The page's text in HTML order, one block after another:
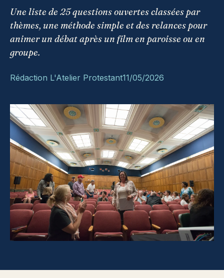
Une liste de 25 questions ouvertes classées par
thèmes, une méthode simple et des relances pour
animer un débat après un film en paroisse ou en
groupe.
Rédaction L'Atelier Protestant11/05/2026